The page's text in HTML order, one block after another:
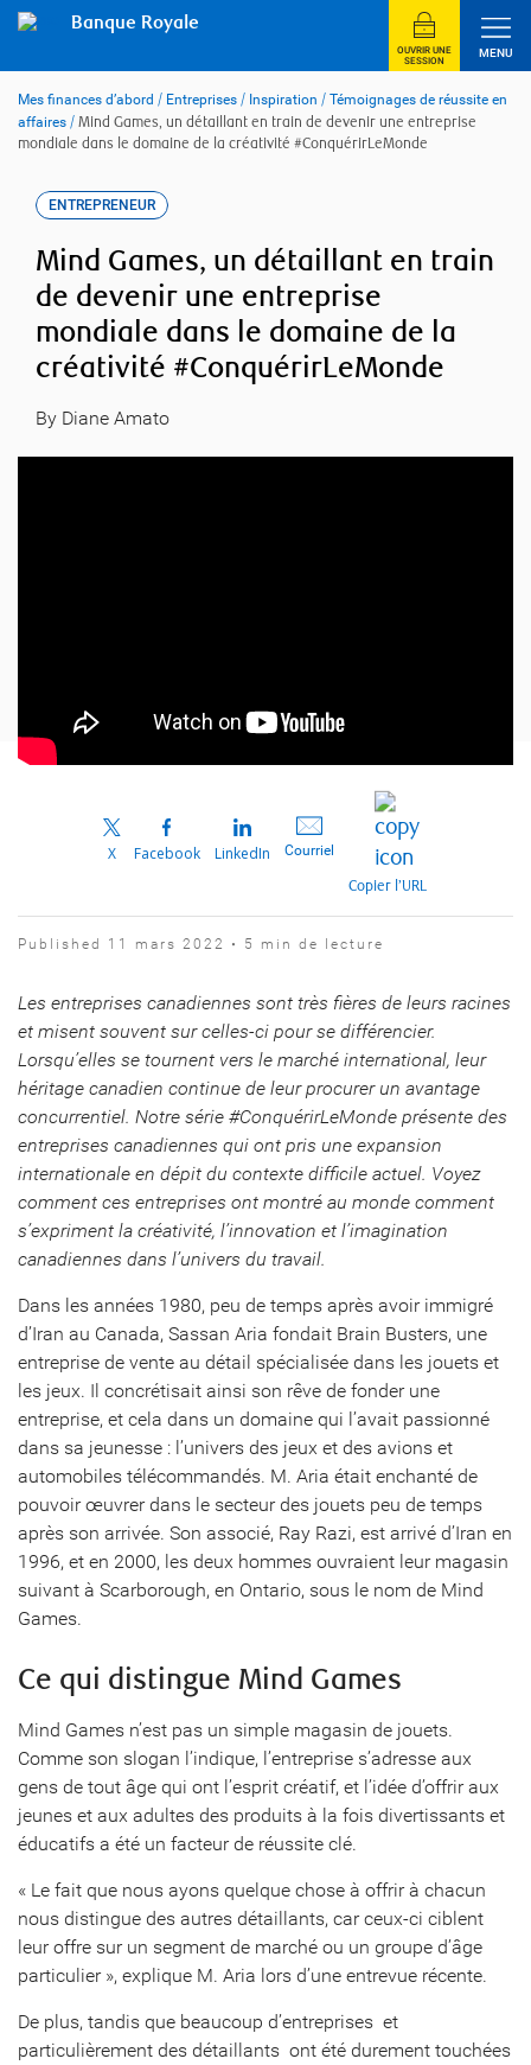
Banque Royale
OUVRIR UNE
SESSION
MENU
Mes finances d’abord / Entreprises / Inspiration / Témoignages de réussite en
affaires / Mind Games, un détaillant en train de devenir une entreprise
mondiale dans le domaine de la créativité #ConquérirLeMonde
ENTREPRENEUR
Mind Games, un détaillant en train
de devenir une entreprise
mondiale dans le domaine de la
créativité #ConquérirLeMonde
By Diane Amato
X Facebook LinkedIn Courriel
Copier l’URL
Published 11 mars 2022 • 5 min de lecture
Les entreprises canadiennes sont très fières de leurs racines
et misent souvent sur celles-ci pour se différencier.
Lorsqu’elles se tournent vers le marché international, leur
héritage canadien continue de leur procurer un avantage
concurrentiel. Notre série #ConquérirLeMonde présente des
entreprises canadiennes qui ont pris une expansion
internationale en dépit du contexte difficile actuel. Voyez
comment ces entreprises ont montré au monde comment
s’expriment la créativité, l’innovation et l’imagination
canadiennes dans l’univers du travail.
Dans les années 1980, peu de temps après avoir immigré
d’Iran au Canada, Sassan Aria fondait Brain Busters, une
entreprise de vente au détail spécialisée dans les jouets et
les jeux. Il concrétisait ainsi son rêve de fonder une
entreprise, et cela dans un domaine qui l’avait passionné
dans sa jeunesse : l’univers des jeux et des avions et
automobiles télécommandés. M. Aria était enchanté de
pouvoir œuvrer dans le secteur des jouets peu de temps
après son arrivée. Son associé, Ray Razi, est arrivé d’Iran en
1996, et en 2000, les deux hommes ouvraient leur magasin
suivant à Scarborough, en Ontario, sous le nom de Mind
Games.
Ce qui distingue Mind Games
Mind Games n’est pas un simple magasin de jouets.
Comme son slogan l’indique, l’entreprise s’adresse aux
gens de tout âge qui ont l’esprit créatif, et l’idée d’offrir aux
jeunes et aux adultes des produits à la fois divertissants et
éducatifs a été un facteur de réussite clé.
« Le fait que nous ayons quelque chose à offrir à chacun
nous distingue des autres détaillants, car ceux-ci ciblent
leur offre sur un segment de marché ou un groupe d’âge
particulier », explique M. Aria lors d’une entrevue récente.
De plus, tandis que beaucoup d’entreprises  et
particulièrement des détaillants  ont été durement touchées